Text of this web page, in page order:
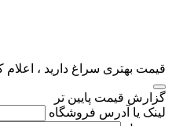
قیمت بهتری سراغ دارید ، اعلام
گزارش قیمت پایین تر
لینک یا آدرس فروشگاه